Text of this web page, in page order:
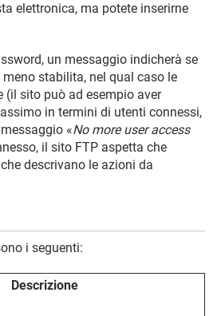
elettronica, ma potete inserirne
un messaggio indicherà se
stabilita, nel qual caso le
(il sito può ad esempio aver
in termini di utenti connessi,
«No more user access
il sito FTP aspetta che
descrivano le azioni da
i seguenti:
Descrizione